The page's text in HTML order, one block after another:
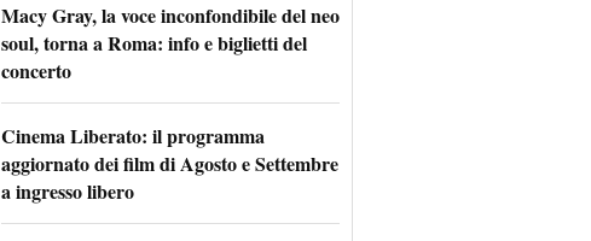
Macy Gray, la voce inconfondibile del neo
soul, torna a Roma: info e biglietti del
concerto
Cinema Liberato: il programma
aggiornato dei film di Agosto e Settembre
a ingresso libero